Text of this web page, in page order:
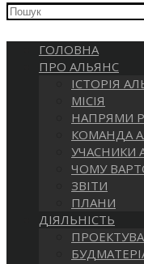
НА
ВЕБ-
САЙТІ
ГОЛОВНА
ПРО АЛЬЯНС
ІСТОРІЯ
МІСІЯ
НАПРЯМИ
КОМАНДА
УЧАСНИКИ
ЧОМУ
ЗВІТИ
ПЛАНИ
ДІЯЛЬНІСТЬ